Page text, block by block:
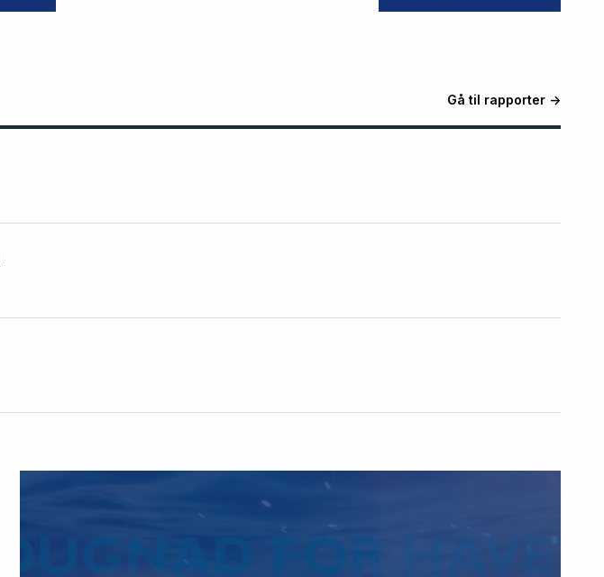
Gå til rapporter ->